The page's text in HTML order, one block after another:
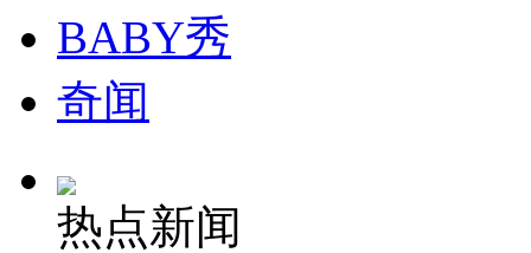
BABY秀
奇闻
热点新闻